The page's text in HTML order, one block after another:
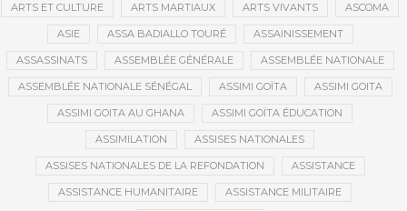
ARTS ET CULTURE ARTS MARTIAUX ARTS VIVANTS ASCOMA
ASIE ASSA BADIALLO TOURÉ ASSAINISSEMENT
ASSASSINATS ASSEMBLÉE GÉNÉRALE ASSEMBLÉE NATIONALE
ASSEMBLÉE NATIONALE SÉNÉGAL ASSIMI GOÏTA ASSIMI GOITA
ASSIMI GOITA AU GHANA ASSIMI GOÏTA ÉDUCATION
ASSIMILATION ASSISES NATIONALES
ASSISES NATIONALES DE LA REFONDATION ASSISTANCE
ASSISTANCE HUMANITAIRE ASSISTANCE MILITAIRE